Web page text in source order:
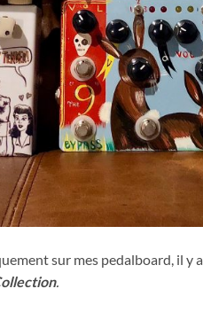
sur mes pedalboard, il y a
.